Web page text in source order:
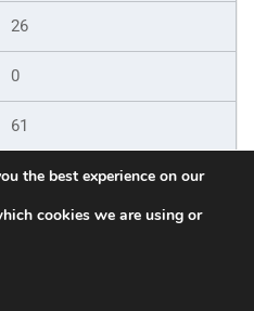
26
0
61
9
6
the best experience on our
cookies we are using or